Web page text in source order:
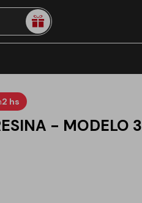
2 hs
- MODELO 3